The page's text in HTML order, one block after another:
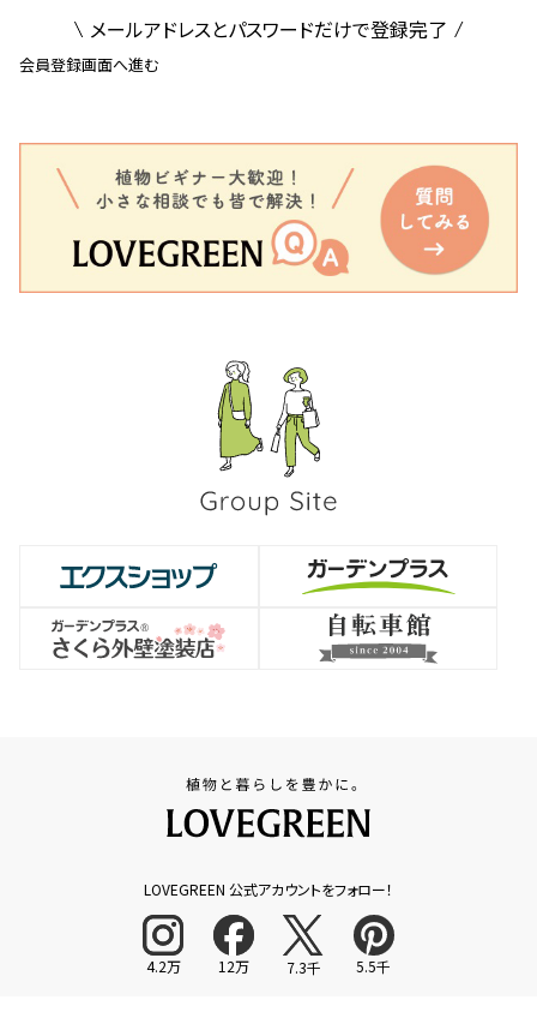
メールアドレスとパスワードだけで登録完了
会員登録画面へ進む
LOVEGREEN 公式アカウントをフォロー！
4.2万 12万 7.3千 5.5千